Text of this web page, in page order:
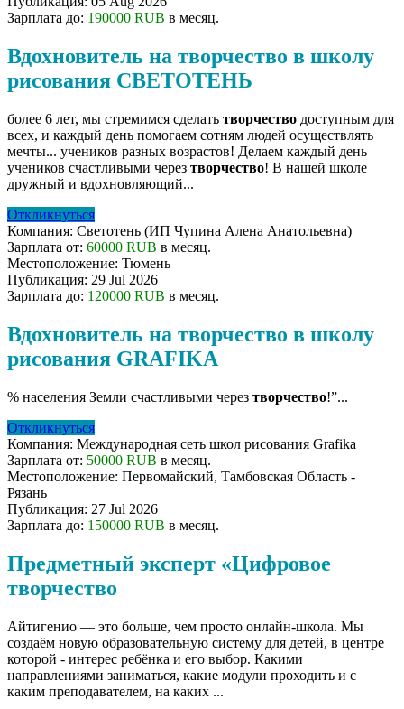
Зарплата до: 190000 RUB в месяц.
Вдохновитель на творчество в школу
рисования СВЕТОТЕНЬ
более 6 лет, мы стремимся сделать творчество доступным для
всех, и каждый день помогаем сотням людей осуществлять
мечты... учеников разных возрастов! Делаем каждый день
учеников счастливыми через творчество! В нашей школе
дружный и вдохновляющий...
Откликнуться
Компания: Светотень (ИП Чупина Алена Анатольевна)
Зарплата от: 60000 RUB в месяц.
Местоположение: Тюмень
Публикация: 29 Jul 2026
Зарплата до: 120000 RUB в месяц.
Вдохновитель на творчество в школу
рисования GRAFIKA
% населения Земли счастливыми через творчество!”...
Откликнуться
Компания: Международная сеть школ рисования Grafika
Зарплата от: 50000 RUB в месяц.
Местоположение: Первомайский, Тамбовская Область -
Рязань
Публикация: 27 Jul 2026
Зарплата до: 150000 RUB в месяц.
Предметный эксперт «Цифровое
творчество
Айтигенио — это больше, чем просто онлайн-школа. Мы
создаём новую образовательную систему для детей, в центре
которой - интерес ребёнка и его выбор. Какими
направлениями заниматься, какие модули проходить и с
каким преподавателем, на каких ...